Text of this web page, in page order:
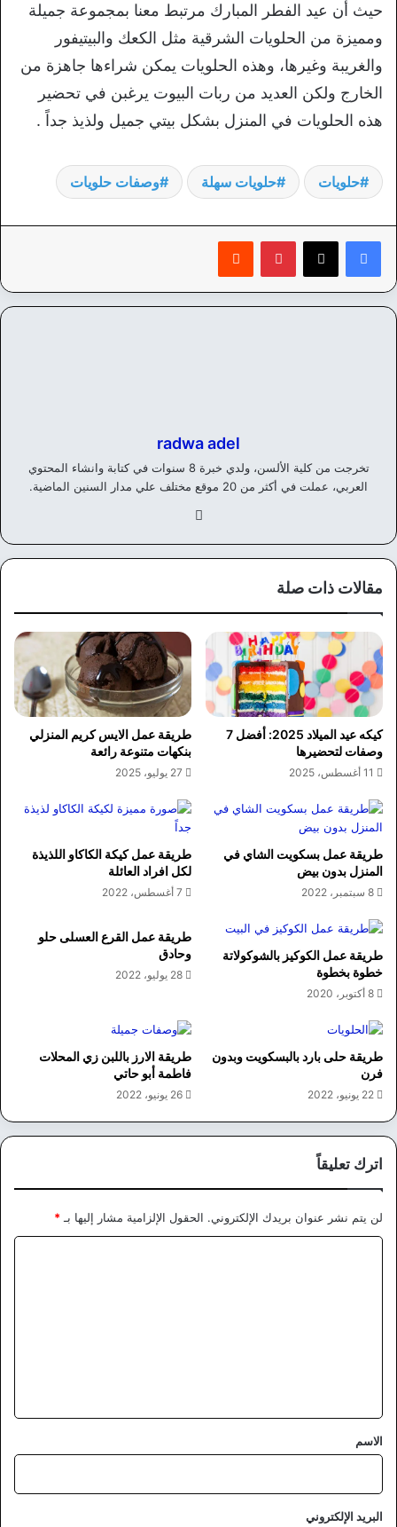
حيث أن عيد الفطر المبارك مرتبط معنا بمجموعة جميلة
ومميزة من الحلويات الشرقية مثل الكعك والبيتيفور
والغريبة وغيرها، وهذه الحلويات يمكن شراءها جاهزة من
الخارج ولكن العديد من ربات البيوت يرغبن في تحضير
هذه الحلويات في المنزل بشكل بيتي جميل ولذيذ جداً .
حلويات حلويات سهلة وصفات حلويات
بينتيريست
radwa adel
تخرجت من كلية الألسن، ولدي خبرة 8 سنوات في كتابة وانشاء المحتوي
العربي، عملت في أكثر من 20 موقع مختلف علي مدار السنين الماضية.
وك
مقالات ذات صلة
كيكه عيد الميلاد 2025: أفضل 7
وصفات لتحضيرها
11 أغسطس، 2025
طريقة عمل الايس كريم المنزلي
بنكهات متنوعة رائعة
27 يوليو، 2025
طريقة عمل بسكويت الشاي في
المنزل بدون بيض
8 سبتمبر، 2022
طريقة عمل كيكة الكاكاو اللذيذة
لكل افراد العائلة
7 أغسطس، 2022
طريقة عمل الكوكيز بالشوكولاتة
خطوة بخطوة
8 أكتوبر، 2020
طريقة عمل القرع العسلى حلو
وحادق
28 يوليو، 2022
طريقة حلى بارد بالبسكويت وبدون
فرن
22 يونيو، 2022
طريقة الارز باللبن زي المحلات
فاطمة أبو حاتي
26 يونيو، 2022
اترك تعليقاً
لن يتم نشر عنوان بريدك الإلكتروني. الحقول الإلزامية مشار إليها بـ *
*
الاسم
البريد الإلكتروني